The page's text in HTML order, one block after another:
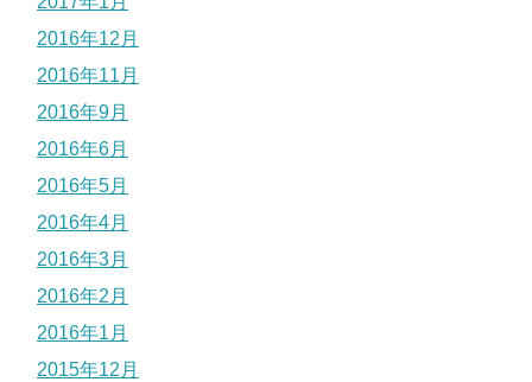
2016年12月
2016年11月
2016年9月
2016年6月
2016年5月
2016年4月
2016年3月
2016年2月
2016年1月
2015年12月